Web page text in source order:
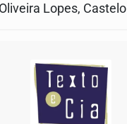
Lopes, Castelo